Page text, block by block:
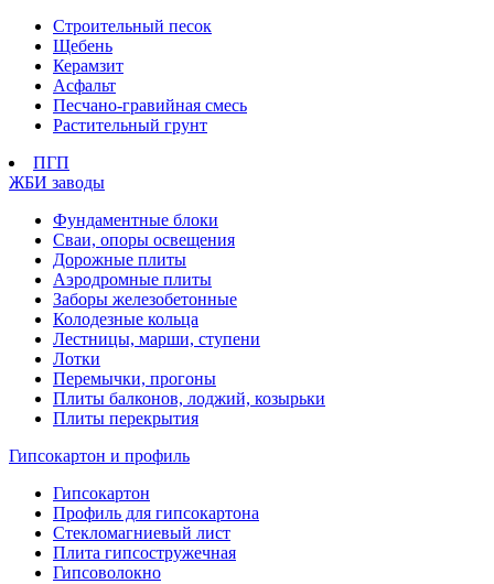
Строительный песок
Щебень
Керамзит
Асфальт
Песчано-гравийная смесь
Растительный грунт
ПГП
ЖБИ заводы
Фундаментные блоки
Сваи, опоры освещения
Дорожные плиты
Аэродромные плиты
Заборы железобетонные
Колодезные кольца
Лестницы, марши, ступени
Лотки
Перемычки, прогоны
Плиты балконов, лоджий, козырьки
Плиты перекрытия
Гипсокартон и профиль
Гипсокартон
Профиль для гипсокартона
Стекломагниевый лист
Плита гипсостружечная
Гипсоволокно